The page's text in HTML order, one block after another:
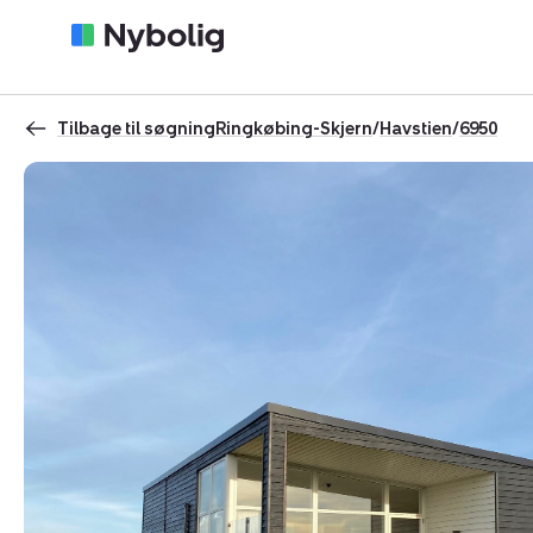
Tilbage til søgningRingkøbing-Skjern/Havstien/6950